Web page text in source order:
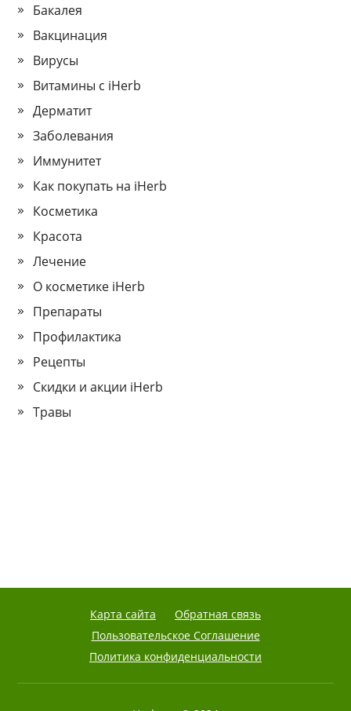
Бакалея
Вакцинация
Вирусы
Витамины с iHerb
Дерматит
Заболевания
Иммунитет
Как покупать на iHerb
Косметика
Красота
Лечение
О косметике iHerb
Препараты
Профилактика
Рецепты
Скидки и акции iHerb
Травы
Карта сайта
Обратная связь
Пользовательское Соглашение
Политика конфиденциальности